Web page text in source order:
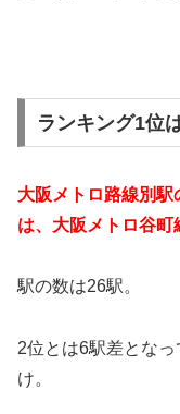
ランキング1位
大阪メトロ路線別
は、大阪メトロ谷町
駅の数は26駅。
2位とは6駅差とな
け。